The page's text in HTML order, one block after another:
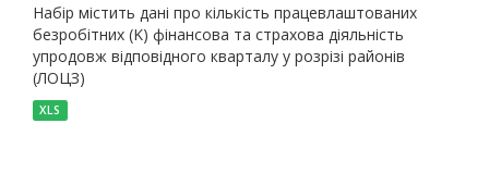
Набір містить дані про кількість працевлаштованих
безробітних (K) фінансова та страхова діяльність
упродовж відповідного кварталу у розрізі районів
(ЛОЦЗ)
XLS